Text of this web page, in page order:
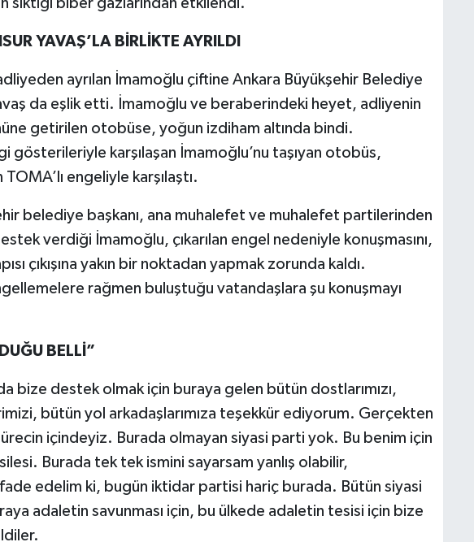
YAVAŞ’LA BİRLİKTE AYRILDI
ayrılan İmamoğlu çiftine Ankara Büyükşehir Belediye
da eşlik etti. İmamoğlu ve beraberindeki heyet, adliyenin
getirilen otobüse, yoğun izdiham altında bindi.
gösterileriyle karşılaşan İmamoğlu’nu taşıyan otobüs,
engeliyle karşılaştı.
belediye başkanı, ana muhalefet ve muhalefet partilerinden
verdiği İmamoğlu, çıkarılan engel nedeniyle konuşmasını,
çıkışına yakın bir noktadan yapmak zorunda kaldı.
rağmen buluştuğu vatandaşlara şu konuşmayı
BELLİ”
bize destek olmak için buraya gelen bütün dostlarımızı,
bütün yol arkadaşlarımıza teşekkür ediyorum. Gerçekten
içindeyiz. Burada olmayan siyasi parti yok. Bu benim için
Burada tek tek ismini sayarsam yanlış olabilir,
edelim ki, bugün iktidar partisi hariç burada. Bütün siyasi
adaletin savunması için, bu ülkede adaletin tesisi için bize